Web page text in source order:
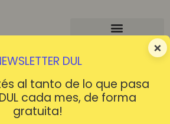
×
DUL
al tanto de lo que pasa
cada mes, de forma
gratuita!